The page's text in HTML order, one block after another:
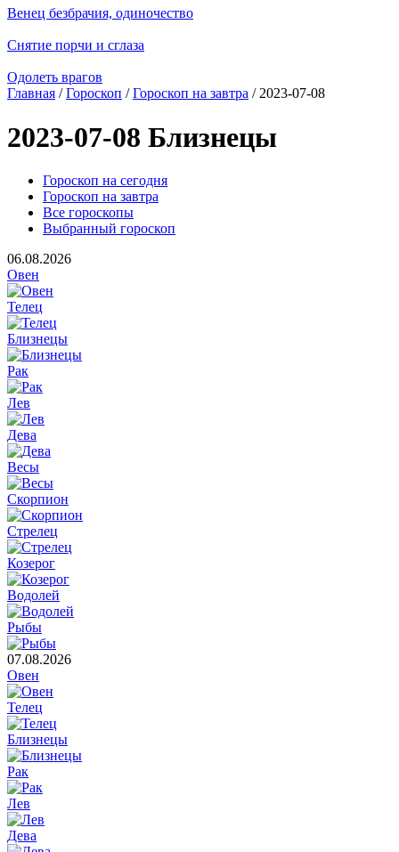
Венец безбрачия, одиночество
Снятие порчи и сглаза
Одолеть врагов
Главная /Гороскоп /Гороскоп на завтра / 2023-07-08
2023-07-08 Близнецы
Гороскоп на сегодня
Гороскоп на завтра
Все гороскопы
Выбранный гороскоп
06.08.2026
Овен
Телец
Близнецы
Рак
Лев
Дева
Весы
Скорпион
Стрелец
Козерог
Водолей
Рыбы
07.08.2026
Овен
Телец
Близнецы
Рак
Лев
Дева